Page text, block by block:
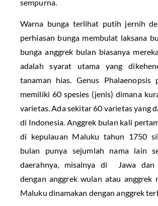
sempurna.
Warna bunga terlihat putih jernih
perhiasan bunga membulat laksana
bunga anggrek bulan biasanya
adalah syarat utama yang
tanaman hias. Genus Phalaenopsis
memiliki 60 spesies (jenis) dimana
varietas. Ada sekitar 60 varietas yang
di Indonesia. Anggrek bulan kali
di kepulauan Maluku tahun 1750
bulan punya sejumlah nama lain
daerahnya, misalnya di Jawa
dengan anggrek wulan atau anggrek
Maluku dinamakan dengan anggrek